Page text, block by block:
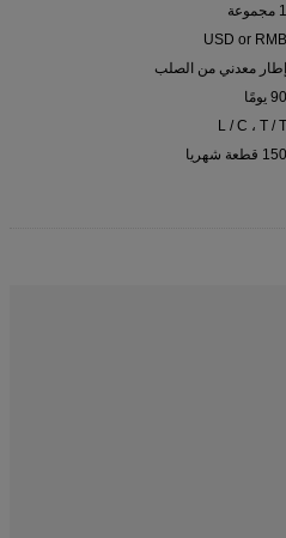
1 مجموعة
USD or RMB
إطار معدني من الصلب
90 يومًا
L / C ، T / T
150 قطعة شهريا